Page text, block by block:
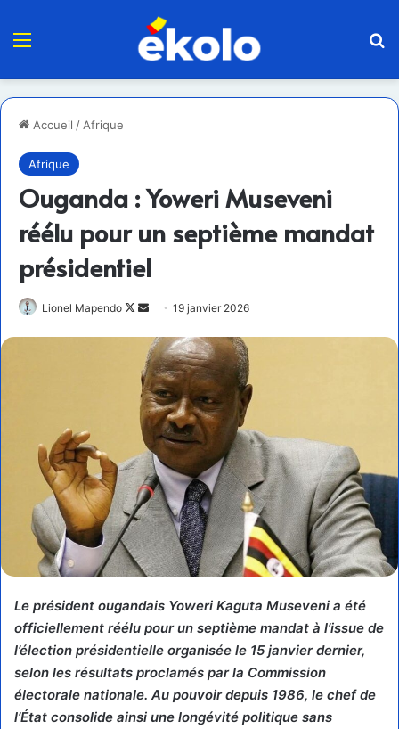
Menu
Accueil / Afrique
Afrique
Ouganda : Yoweri Museveni
réélu pour un septième mandat
présidentiel
Lionel Mapendo
Follow
Envoyer
courriel
19 janvier 2026
Le président ougandais Yoweri Kaguta Museveni a été
officiellement réélu pour un septième mandat à l’issue de
l’élection présidentielle organisée le 15 janvier dernier,
selon les résultats proclamés par la Commission
électorale nationale. Au pouvoir depuis 1986, le chef de
l’État consolide ainsi une longévité politique sans